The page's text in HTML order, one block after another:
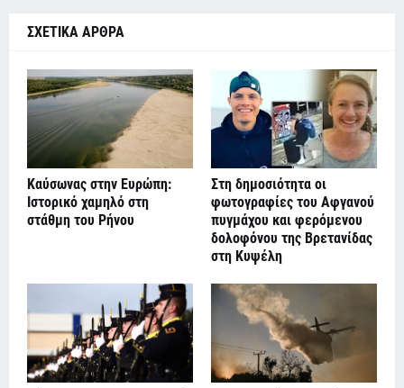
ΣΧΕΤΙΚΑ ΑΡΘΡΑ
Καύσωνας στην Ευρώπη:
Ιστορικό χαμηλό στη
στάθμη του Ρήνου
Στη δημοσιότητα οι
φωτογραφίες του Αφγανού
πυγμάχου και φερόμενου
δολοφόνου της Βρετανίδας
στη Κυψέλη